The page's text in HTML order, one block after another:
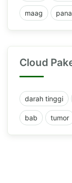
maag
Cloud
darah tinggi
bab tumor